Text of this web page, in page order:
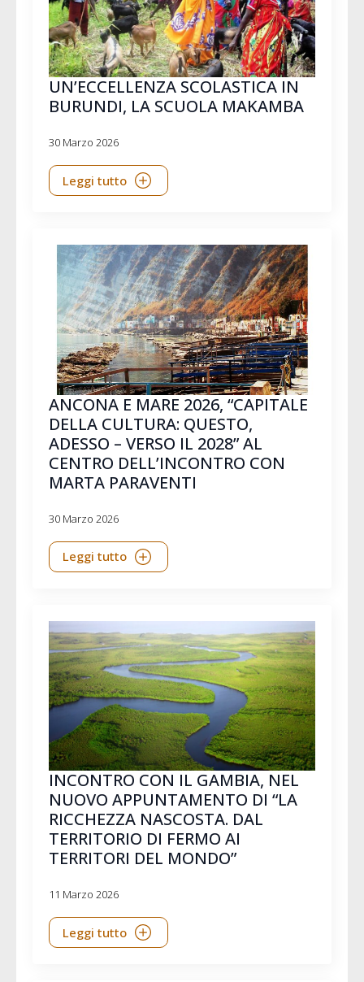
UN’ECCELLENZA SCOLASTICA IN
BURUNDI, LA SCUOLA MAKAMBA
30 Marzo 2026
Leggi tutto
ANCONA E MARE 2026, “CAPITALE
DELLA CULTURA: QUESTO,
ADESSO – VERSO IL 2028” AL
CENTRO DELL’INCONTRO CON
MARTA PARAVENTI
30 Marzo 2026
Leggi tutto
INCONTRO CON IL GAMBIA, NEL
NUOVO APPUNTAMENTO DI “LA
RICCHEZZA NASCOSTA. DAL
TERRITORIO DI FERMO AI
TERRITORI DEL MONDO”
11 Marzo 2026
Leggi tutto